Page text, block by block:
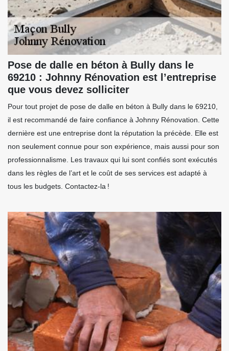
Pose de dalle en béton à Bully dans le
69210 : Johnny Rénovation est l’entreprise
que vous devez solliciter
Pour tout projet de pose de dalle en béton à Bully dans le 69210,
il est recommandé de faire confiance à Johnny Rénovation. Cette
dernière est une entreprise dont la réputation la précède. Elle est
non seulement connue pour son expérience, mais aussi pour son
professionnalisme. Les travaux qui lui sont confiés sont exécutés
dans les règles de l’art et le coût de ses services est adapté à
tous les budgets. Contactez-la !